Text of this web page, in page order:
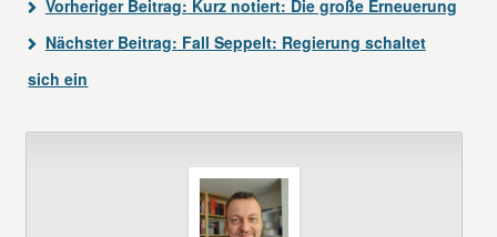
Vorheriger Beitrag: Kurz notiert: Die große Erneuerung
Nächster Beitrag: Fall Seppelt: Regierung schaltet
sich ein